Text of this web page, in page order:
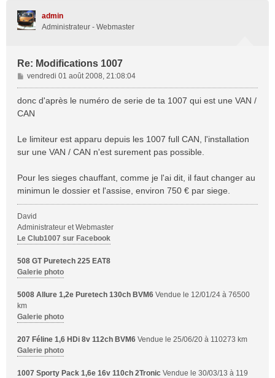
admin
Administrateur - Webmaster
Re: Modifications 1007
M
e
s
s
e
vendredi 01 août 2008, 21:08:04
donc d'après le numéro de serie de ta 1007 qui est une VAN /
CAN
Le limiteur est apparu depuis les 1007 full CAN, l'installation
sur une VAN / CAN n'est surement pas possible.
Pour les sieges chauffant, comme je l'ai dit, il faut changer au
minimun le dossier et l'assise, environ 750 € par siege.
David
Administrateur et Webmaster
Le Club1007 sur Facebook
508 GT Puretech 225 EAT8
Galerie photo
5008 Allure 1,2e Puretech 130ch BVM6 Vendue le 12/01/24 à 76500
km
Galerie photo
207 Féline 1,6 HDi 8v 112ch BVM6 Vendue le 25/06/20 à 110273 km
Galerie photo
1007 Sporty Pack 1,6e 16v 110ch 2Tronic Vendue le 30/03/13 à 119